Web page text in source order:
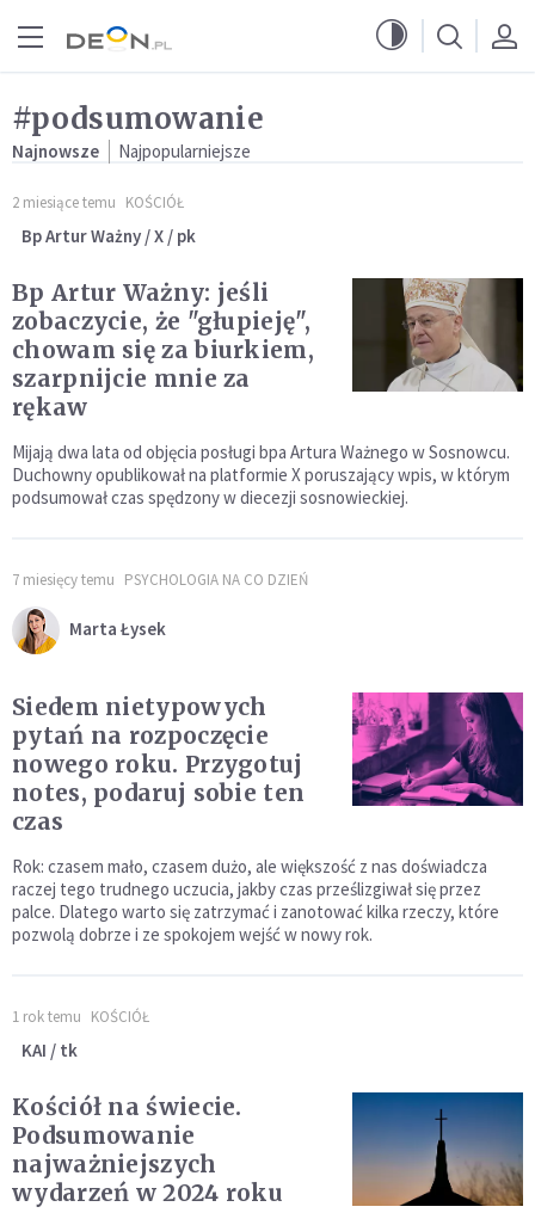
#podsumowanie
Najnowsze Najpopularniejsze
2 miesiące temu KOŚCIÓŁ
Bp Artur Ważny / X / pk
Bp Artur Ważny: jeśli
zobaczycie, że "głupieję",
chowam się za biurkiem,
szarpnijcie mnie za
rękaw
Mijają dwa lata od objęcia posługi bpa Artura Ważnego w Sosnowcu.
Duchowny opublikował na platformie X poruszający wpis, w którym
podsumował czas spędzony w diecezji sosnowieckiej.
7 miesięcy temu PSYCHOLOGIA NA CO DZIEŃ
Marta Łysek
Siedem nietypowych
pytań na rozpoczęcie
nowego roku. Przygotuj
notes, podaruj sobie ten
czas
Rok: czasem mało, czasem dużo, ale większość z nas doświadcza
raczej tego trudnego uczucia, jakby czas prześlizgiwał się przez
palce. Dlatego warto się zatrzymać i zanotować kilka rzeczy, które
pozwolą dobrze i ze spokojem wejść w nowy rok.
1 rok temu KOŚCIÓŁ
KAI / tk
Kościół na świecie.
Podsumowanie
najważniejszych
wydarzeń w 2024 roku